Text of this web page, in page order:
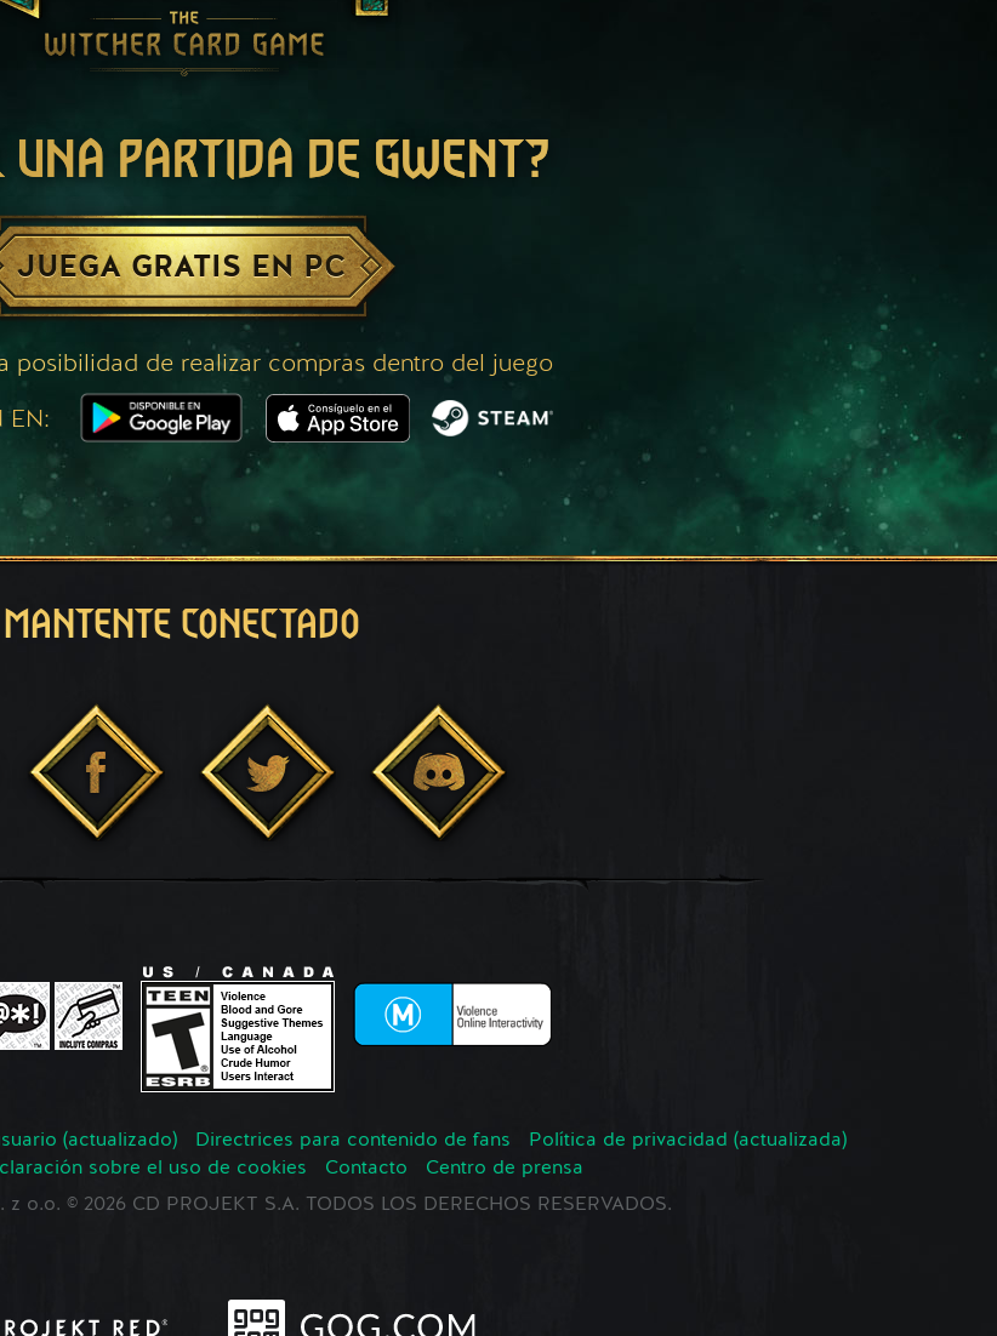
UNA PARTIDA DE GWENT?
JUEGA GRATIS EN PC
posibilidad de realizar compras dentro del juego
EN:
MANTENTE CONECTADO
(actualizado) Directrices para contenido de fans
Política de privacidad (actualizada)
sobre el uso de cookies Contacto
Centro de prensa
o.o. © 2026 CD PROJEKT S.A. TODOS LOS DERECHOS RESERVADOS.